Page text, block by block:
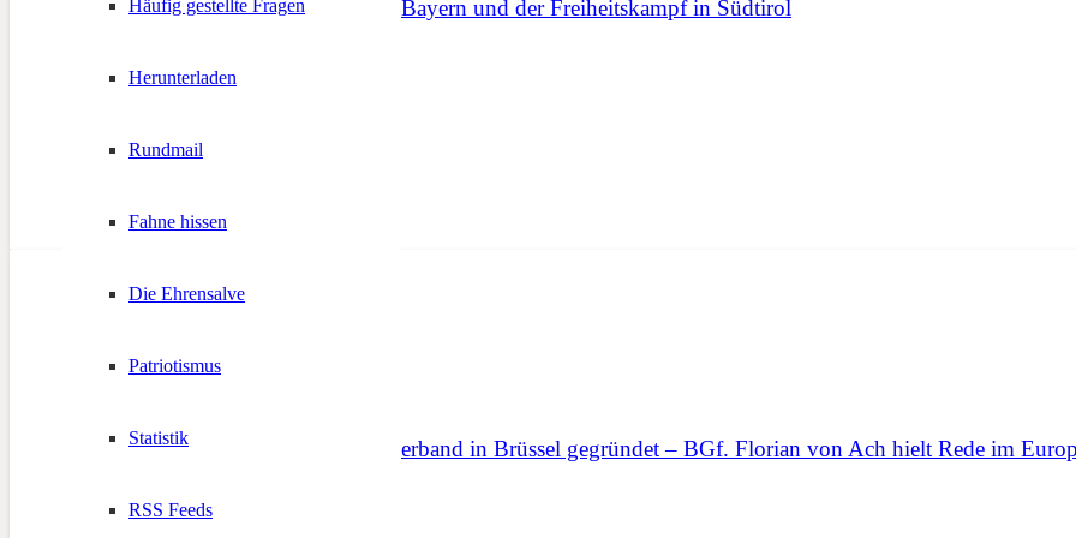
Häufig gestellte Fragen
Herunterladen
Rundmail
Fahne hissen
Die Ehrensalve
Patriotismus
Statistik
RSS Feeds
Bomben gegen Rom – Bayern und der Freiheitskampf in Südtirol
Europäischer Freiheitsverband in Brüssel gegründet – BGf. Florian von Ach hielt Rede im
8. Januar 2016